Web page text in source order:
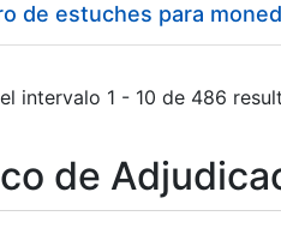
de estuches para
intervalo 1 - 10 de 486
de